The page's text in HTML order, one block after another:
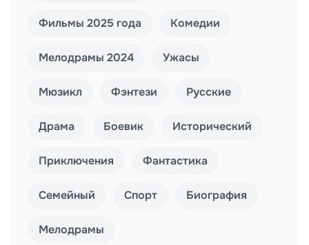
Фильмы 2025 года Комедии
Мелодрамы 2024 Ужасы
Мюзикл Фэнтези Русские
Драма Боевик Исторический
Приключения Фантастика
Семейный Спорт Биография
Мелодрамы